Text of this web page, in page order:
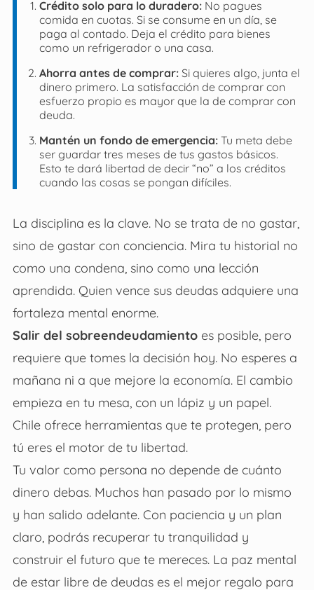
Crédito solo para lo duradero:No pagues
comida en cuotas. Si se consume en un día, se
paga al contado. Deja el crédito para bienes
como un refrigerador o una casa.
Ahorra antes de comprar:Si quieres algo, junta el
dinero primero. La satisfacción de comprar con
esfuerzo propio es mayor que la de comprar con
deuda.
Mantén un fondo de emergencia:Tu meta debe
ser guardar tres meses de tus gastos básicos.
Esto te dará libertad de decir “no” a los créditos
cuando las cosas se pongan difíciles.
La disciplina es la clave. No se trata de no gastar,
sino de gastar con conciencia. Mira tu historial no
como una condena, sino como una lección
aprendida. Quien vence sus deudas adquiere una
fortaleza mental enorme.
Salir del sobreendeudamientoes posible, pero
requiere que tomes la decisión hoy. No esperes a
mañana ni a que mejore la economía. El cambio
empieza en tu mesa, con un lápiz y un papel.
Chile ofrece herramientas que te protegen, pero
tú eres el motor de tu libertad.
Tu valor como persona no depende de cuánto
dinero debas. Muchos han pasado por lo mismo
y han salido adelante. Con paciencia y un plan
claro, podrás recuperar tu tranquilidad y
construir el futuro que te mereces. La paz mental
de estar libre de deudas es el mejor regalo para